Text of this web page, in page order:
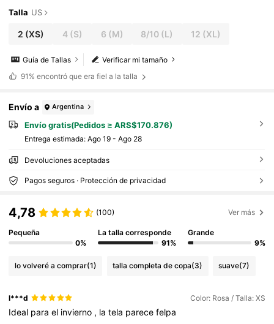
Talla US
2 (XS) 4(S) 6 (M) 8/10 (L) 12 (XL)
Verificar mi tamaño
Guía de Tallas
91% encontró que era fiel a la talla
Envío a Argentina
Envío gratis(Pedidos ≥ ARS$170.876)
Entrega estimada: Ago 19 - Ago 28
Devoluciones aceptadas
Pagos seguros · Protección de privacidad
4,78 (100) Ver más
Pequeña
0%
La talla corresponde
91%
Grande
9%
lo volveré a comprar(1) talla completa de copa(3) suave(7)
l***d Color: Rosa / Talla: XS
Ideal parael invierno , latela parecefelpa